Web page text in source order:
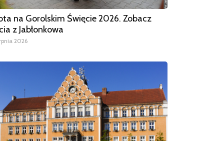
na Gorolskim Święcie 2026. Zobacz
z Jabłonkowa
2026